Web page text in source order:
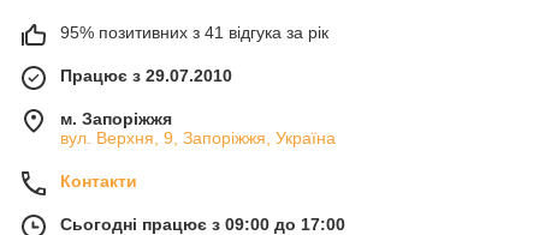
95% позитивних з 41 відгука за рік
Працює з 29.07.2010
м. Запоріжжя
вул. Верхня, 9, Запоріжжя, Україна
Контакти
Сьогодні працює з 09:00 до 17:00